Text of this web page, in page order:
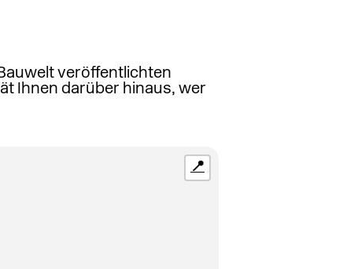
veröffentlichten
Ihnen darüber hinaus, wer
📍